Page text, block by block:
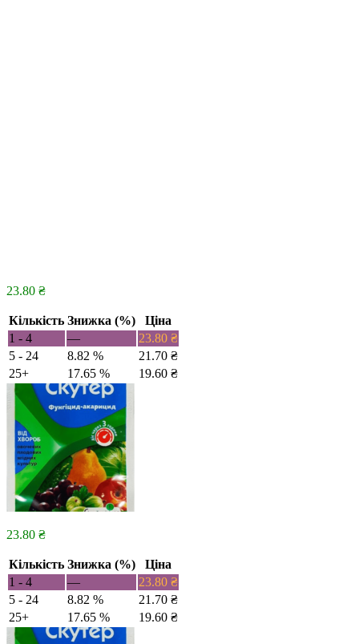
23.80 ₴
Кількість Знижка (%)
Ціна
1 - 4
— 23.80 ₴
5 - 24
8.82 % 21.70 ₴
25+
17.65 % 19.60 ₴
23.80 ₴
Кількість Знижка (%)
Ціна
1 - 4
— 23.80 ₴
5 - 24
8.82 % 21.70 ₴
25+
17.65 % 19.60 ₴